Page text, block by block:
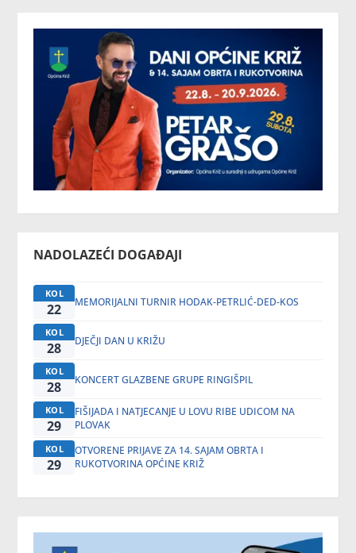
NADOLAZEĆI DOGAĐAJI
KOL
22 MEMORIJALNI TURNIR HODAK-PETRLIĆ-DED-KOS
KOL
28 DJEČJI DAN U KRIŽU
KOL
28 KONCERT GLAZBENE GRUPE RINGIŠPIL
KOL
29
FIŠIJADA I NATJECANJE U LOVU RIBE UDICOM NA
PLOVAK
KOL
29
OTVORENE PRIJAVE ZA 14. SAJAM OBRTA I
RUKOTVORINA OPĆINE KRIŽ